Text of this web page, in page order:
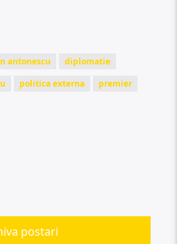
antonescu
diplomatie
politica externa
premier
postari